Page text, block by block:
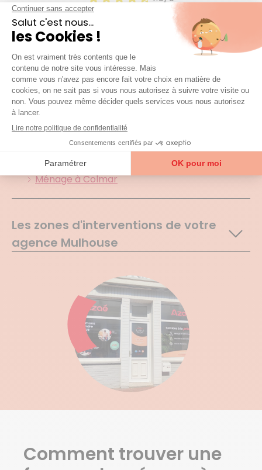
1901 avis certifiés
Agences et zones
d'interventions
Toutes nos agences présentes
68 (Haut rhin)
Ménage à Colmar
Les zones d'interventions de votre
agence Mulhouse
Hartmannswiller
Pfastatt
Richwiller
Riedisheim
Comment trouver une